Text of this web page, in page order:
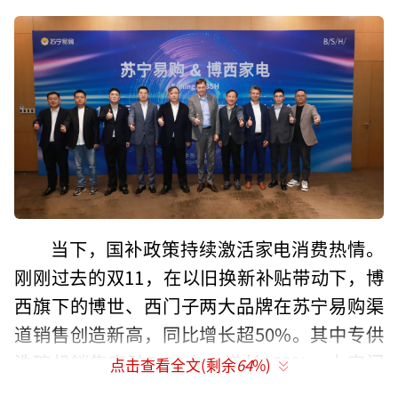
当下，国补政策持续激活家电消费热情。
刚刚过去的双11，在以旧换新补贴带动下，博
西旗下的博世、西门子两大品牌在苏宁易购渠
道销售创造新高，同比增长超50%。其中专供
洗碗机销售突破5000台，增长160%，十字门
点击查看全文(剩余64%)